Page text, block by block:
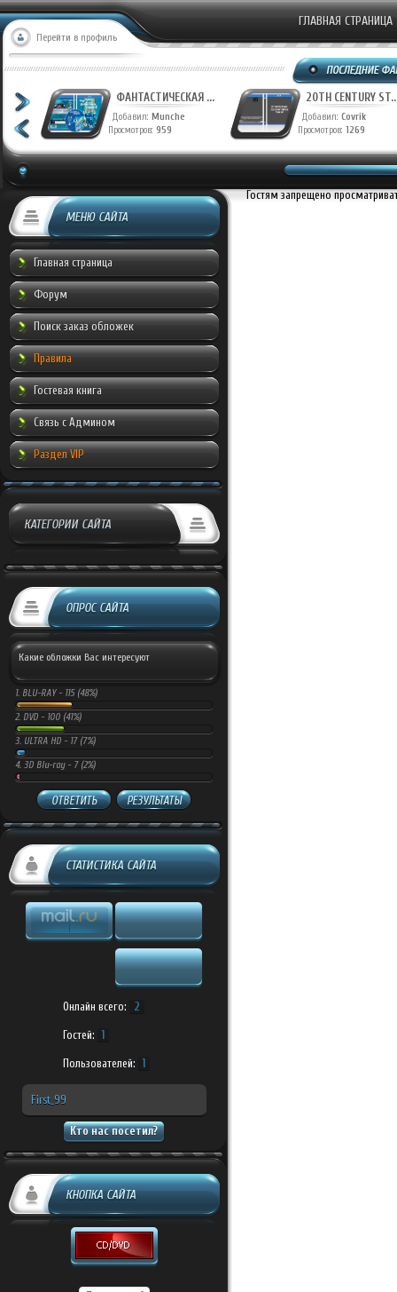
Перейти в профиль
ГЛАВНАЯ СТРАНИЦА
ФАНТАСТИЧЕСКАЯ ...
Добавил: Munche
Просмотров: 959
20TH CENTURY
Добавил: Covrik
Просмотров: 1269
МЕНЮ САЙТА
Главная страница
Форум
Поиск заказ обложек
Правила
Гостевая книга
Связь с Админом
Раздел VIP
КАТЕГОРИИ САЙТА
ОПРОС САЙТА
Какие обложки Вас интересуют
1. BLU-RAY - 115 (48%)
2. DVD - 100 (41%)
3. ULTRA HD - 17 (7%)
4. 3D Blu-ray - 7 (2%)
ОТВЕТИТЬ РЕЗУЛЬТАТЫ
СТАТИСТИКА САЙТА
Онлайн всего: 2
Гостей: 1
Пользователей: 1
First_99
Кто нас посетил?
КНОПКА САЙТА
Гостям запрещено